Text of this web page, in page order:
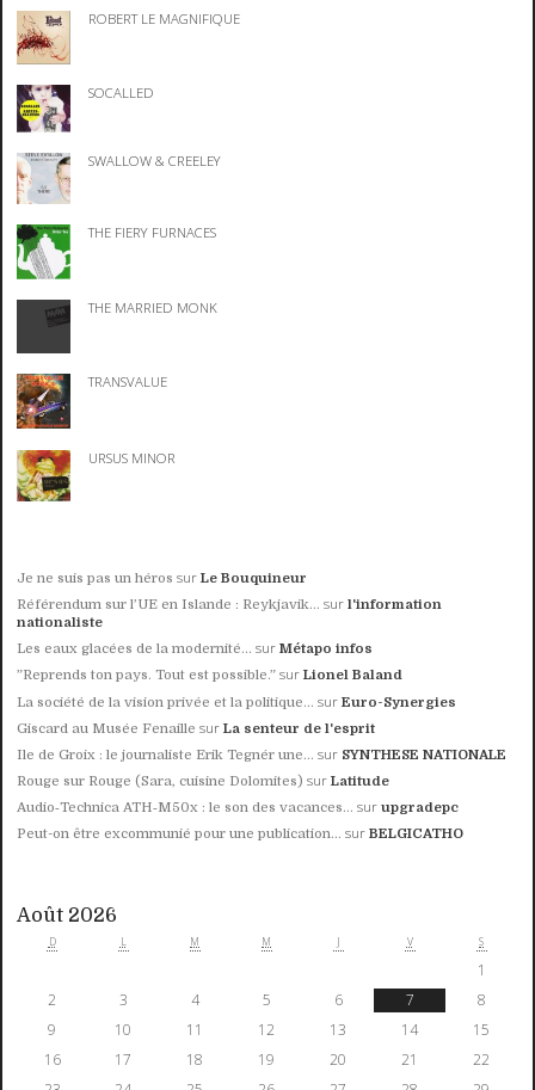
ROBERT LE MAGNIFIQUE
SOCALLED
SWALLOW & CREELEY
THE FIERY FURNACES
THE MARRIED MONK
TRANSVALUE
URSUS MINOR
Je ne suis pas un héros surLe Bouquineur
Référendum sur l’UE en Islande : Reykjavik... surl'information
nationaliste
Les eaux glacées de la modernité... surMétapo infos
”Reprends ton pays. Tout est possible.” surLionel Baland
La société de la vision privée et la politique... surEuro-Synergies
Giscard au Musée Fenaille surLa senteur de l'esprit
Ile de Groix : le journaliste Erik Tegnér une... sur SYNTHESE NATIONALE
Rouge sur Rouge (Sara, cuisine Dolomites) surLatitude
Audio‑Technica ATH‑M50x : le son des vacances... surupgradepc
Peut-on être excommunié pour une publication... surBELGICATHO
Août 2026
D L M M J V S
1
2
3 4 5 6 7
8
9
10 11 12 13 14
15
16
17 18 19 20 21
22